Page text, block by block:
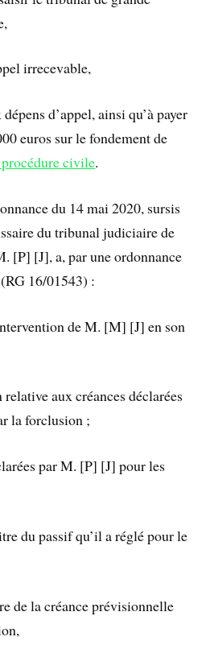
irrecevable,
d’appel, ainsi qu’à payer
euros sur le fondement de
civile.
du 14 mai 2020, sursis
du tribunal judiciaire de
[P] [J], a, par une ordonnance
16/01543) :
de M. [M] [J] en son
aux créances déclarées
la forclusion ;
par M. [P] [J] pour les
du passif qu’il a réglé pour le
de la créance prévisionnelle